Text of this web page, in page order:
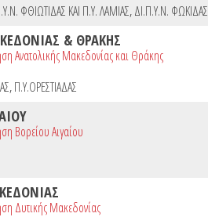
ΦΘΙΩΤΙΔΑΣ ΚΑΙ Π.Υ. ΛΑΜΙΑΣ,ΔΙ.Π.Υ.Ν. ΦΩΚΙΔΑΣ
& ΘΡΑΚΗΣ
Ανατολικής Μακεδονίας και Θράκης
,Π.Υ.ΟΡΕΣΤΙΑΔΑΣ
Βορείου Αιγαίου
Δυτικής Μακεδονίας